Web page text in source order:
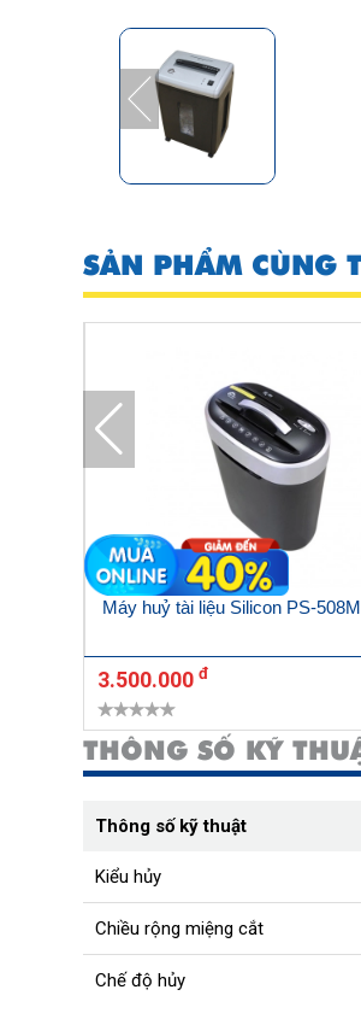
SẢN PHẨM CÙNG
Máy huỷ tài liệu Silicon PS-508M
3.500.000 đ
THÔNG SỐ KỸ
Thông số kỹ thuật
Kiểu hủy
Chiều rộng miệng cắt
Chế độ hủy